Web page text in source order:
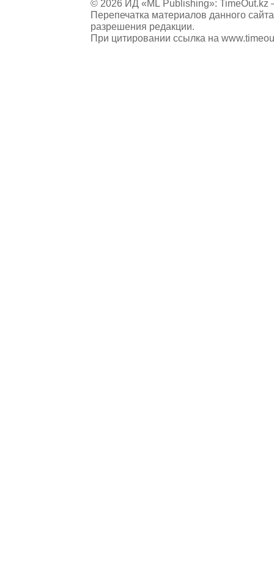
© 2026 ИД «ML Publishing»: TimeOut.kz
Перепечатка материалов данного
разрешения редакции.
При цитировании ссылка на